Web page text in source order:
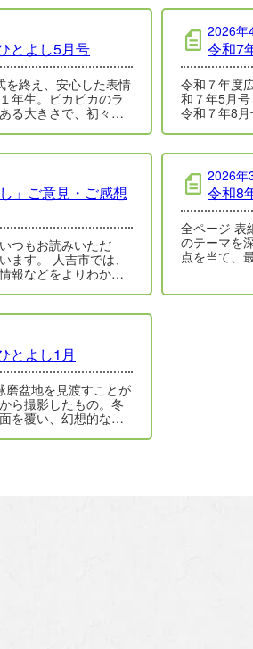
とよし5月号
年生。ピカピカのラ
る大きさで、初々し
2026年
令和7
令和７年度広報ひと
和７年5月
令和７年8
」ご意見・ご感想
つもお読みいただ
ます。 人吉市では、
報などをよりわかり
2026年
令和8
全ページ 表紙 人吉球磨の広報担当者
のテーマを
点を当て、
とよし1月
ら撮影したもの。冬
を覆い、幻想的な景